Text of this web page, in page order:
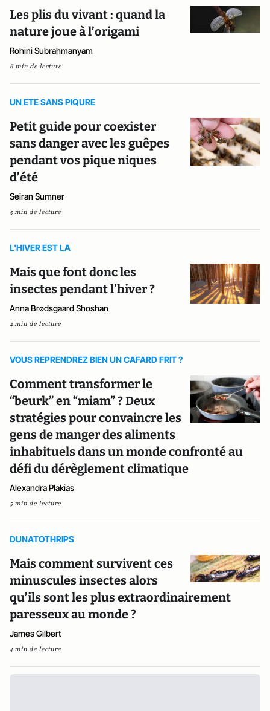
Les plis du vivant : quand la
nature joue à l’origami
Rohini Subrahmanyam
6 min de lecture
UN ETE SANS PIQURE
Petit guide pour coexister
sans danger avec les guêpes
pendant vos pique niques
d’été
Seiran Sumner
5 min de lecture
L'HIVER EST LA
Mais que font donc les
insectes pendant l’hiver ?
Anna Brødsgaard Shoshan
4 min de lecture
VOUS REPRENDREZ BIEN UN CAFARD FRIT ?
Comment transformer le
“beurk” en “miam” ? Deux
stratégies pour convaincre les
gens de manger des aliments
inhabituels dans un monde confronté au
défi du dérèglement climatique
Alexandra Plakias
5 min de lecture
DUNATOTHRIPS
Mais comment survivent ces
minuscules insectes alors
qu’ils sont les plus extraordinairement
paresseux au monde ?
James Gilbert
4 min de lecture